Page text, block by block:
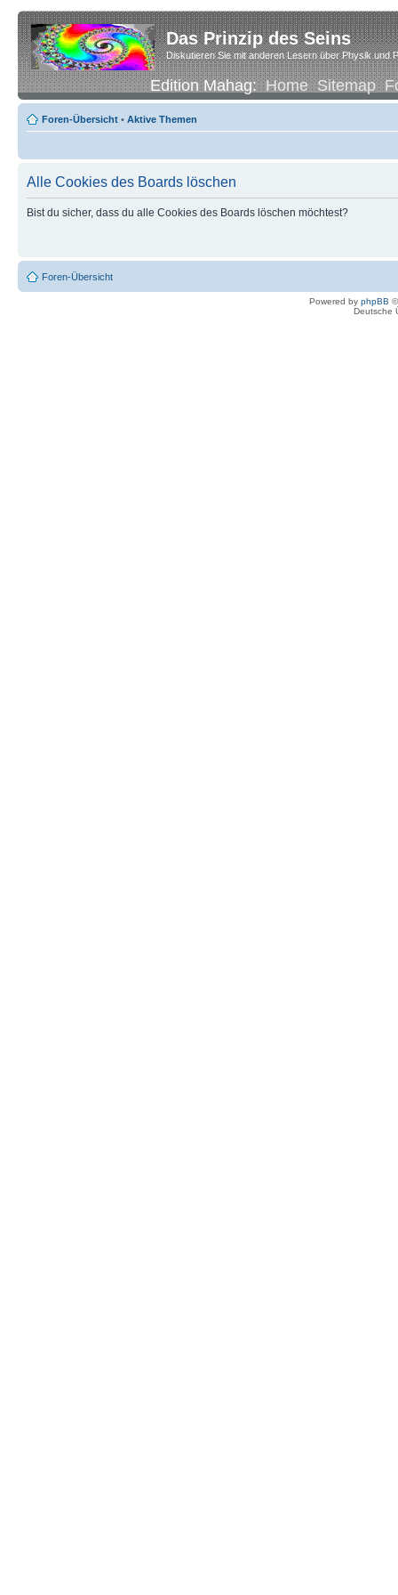
Das Prinzip des Seins
Diskutieren Sie mit anderen Lesern über Physik und
Edition Mahag:Home Sitemap
Foren-Übersicht • Aktive Themen
Alle Cookies des Boards löschen
Bist du sicher, dass du alle Cookies des Boards löschen möchtest?
Foren-Übersicht
Powered by phpBB
Deutsche